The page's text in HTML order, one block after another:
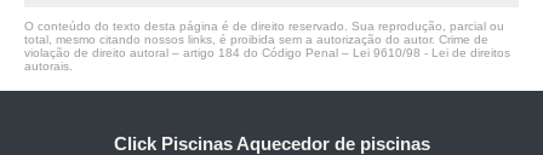
O conteúdo do texto desta página é de direito reservado. Sua reprodução, parcial ou
total, mesmo citando nossos links, é proibida sem a autorização do autor. Crime de
violação de direito autoral – artigo 184 do Código Penal – Lei 9610/98 - Lei de direitos
autorais
Click Piscinas Aquecedor de piscinas